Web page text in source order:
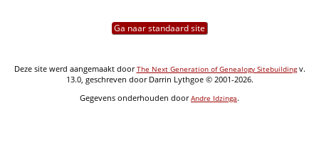
Ga naar standaard site
Deze site werd aangemaakt doorThe Next Generation of Genealogy Sitebuildingv.
13.0, geschreven door Darrin Lythgoe © 2001-2026.
Gegevens onderhouden doorAndre Idzinga.